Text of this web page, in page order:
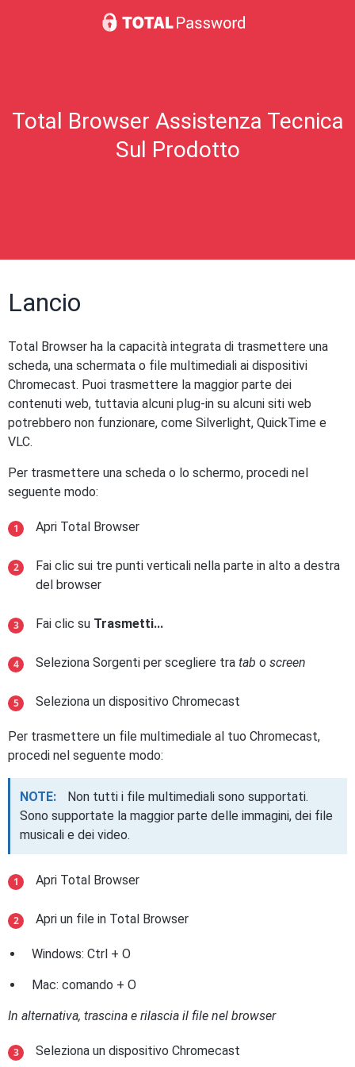
Total Browser Assistenza Tecnica
Sul Prodotto
Lancio
Total Browser ha la capacità integrata di trasmettere una
scheda, una schermata o file multimediali ai dispositivi
Chromecast. Puoi trasmettere la maggior parte dei
contenuti web, tuttavia alcuni plug-in su alcuni siti web
potrebbero non funzionare, come Silverlight, QuickTime e
VLC.
Per trasmettere una scheda o lo schermo, procedi nel
seguente modo:
Apri Total Browser
Fai clic sui tre punti verticali nella parte in alto a destra
del browser
Fai clic su Trasmetti...
Seleziona Sorgenti per scegliere tra tab o screen
Seleziona un dispositivo Chromecast
Per trasmettere un file multimediale al tuo Chromecast,
procedi nel seguente modo:
NOTE:
Non tutti i file multimediali sono supportati.
Sono supportate la maggior parte delle immagini, dei file
musicali e dei video.
Apri Total Browser
Apri un file in Total Browser
Windows: Ctrl + O
Mac: comando + O
In alternativa, trascina e rilascia il file nel browser
Seleziona un dispositivo Chromecast